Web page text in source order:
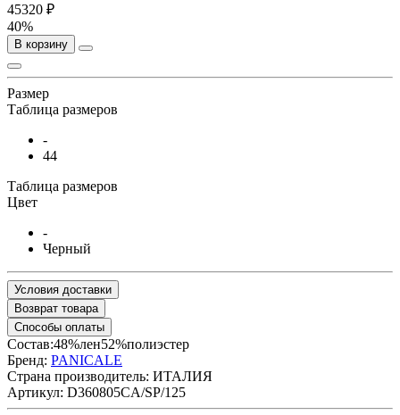
45320 ₽
40%
В корзину
Размер
Таблица размеров
-
44
Таблица размеров
Цвет
-
Черный
Условия доставки
Возврат товара
Способы оплаты
Состав:48%лен52%полиэстер
Бренд: PANICALE
Страна производитель: ИТАЛИЯ
Артикул: D360805CA/SP/125